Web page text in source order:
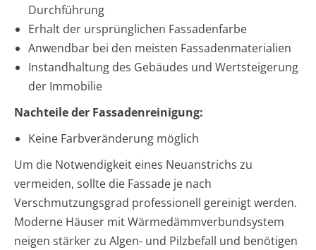
Durchführung
Erhalt der ursprünglichen Fassadenfarbe
Anwendbar bei den meisten Fassadenmaterialien
Instandhaltung des Gebäudes und Wertsteigerung
der Immobilie
Nachteile der Fassadenreinigung:
Keine Farbveränderung möglich
Um die Notwendigkeit eines Neuanstrichs zu
vermeiden, sollte die Fassade je nach
Verschmutzungsgrad professionell gereinigt werden.
Moderne Häuser mit Wärmedämmverbundsystem
neigen stärker zu Algen- und Pilzbefall und benötigen